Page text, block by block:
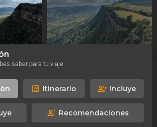
saber para tu viaje
Itinerario Incluye
Recomendaciones